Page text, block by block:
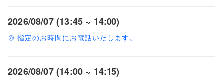
2026/08/07 (13:45 ~ 14:00)
指定のお時間にお電話いたします。
2026/08/07 (14:00 ~ 14:15)